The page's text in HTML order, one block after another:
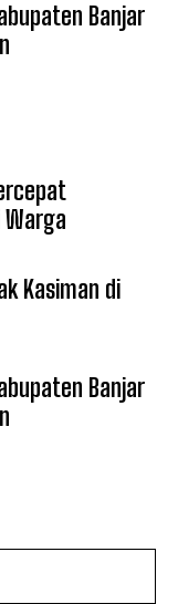
Banjar
Warga
Kasiman di
Banjar